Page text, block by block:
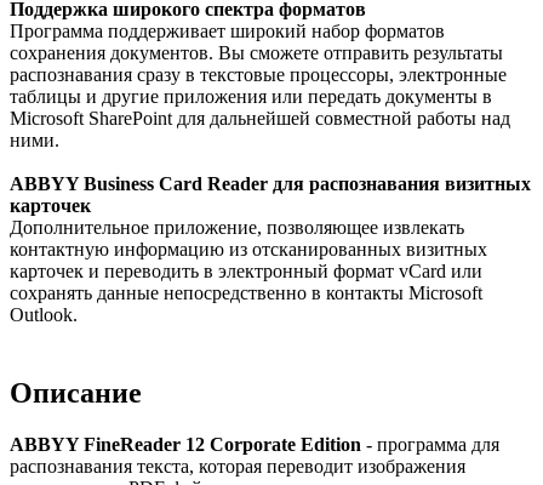
Поддержка широкого спектра форматов
Программа поддерживает широкий набор форматов
сохранения документов. Вы сможете отправить результаты
распознавания сразу в текстовые процессоры, электронные
таблицы и другие приложения или передать документы в
Microsoft SharePoint для дальнейшей совместной работы над
ними.
ABBYY Business Card Reader для распознавания визитных
карточек
Дополнительное приложение, позволяющее извлекать
контактную информацию из отсканированных визитных
карточек и переводить в электронный формат vCard или
сохранять данные непосредственно в контакты Microsoft
Outlook.
Описание
ABBYY FineReader 12 Corporate Edition - программа для
распознавания текста, которая переводит изображения